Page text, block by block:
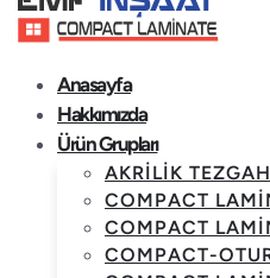
Anasayfa
Hakkımızda
Ürün Grupları
AKRILIK TEZGAH
COMPACT
COMPACT
COMPACT-